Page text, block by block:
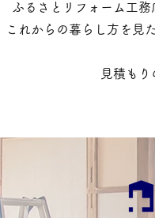
ふるさとリフォーム工
これからの暮らし方を見
見積も